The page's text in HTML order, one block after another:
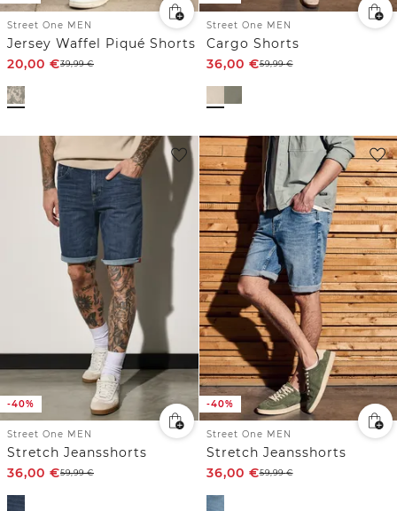
Street One MEN
Jersey Waffel Piqué Shorts
20,00 €39,99€
Street One MEN
Cargo Shorts
36,00 €59,99€
-40%
Street One MEN
Stretch Jeansshorts
36,00 €59,99€
-40%
Street One MEN
Stretch Jeansshorts
36,00 €59,99€